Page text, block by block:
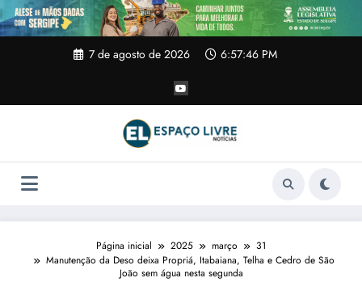
Pular
para
o
7 de agosto de 2026 6:57:47 PM
Página inicial 2025 março
31
Manutenção da Deso deixa Propriá, Itabaiana, Telha e Cedro de São
João sem água nesta segunda